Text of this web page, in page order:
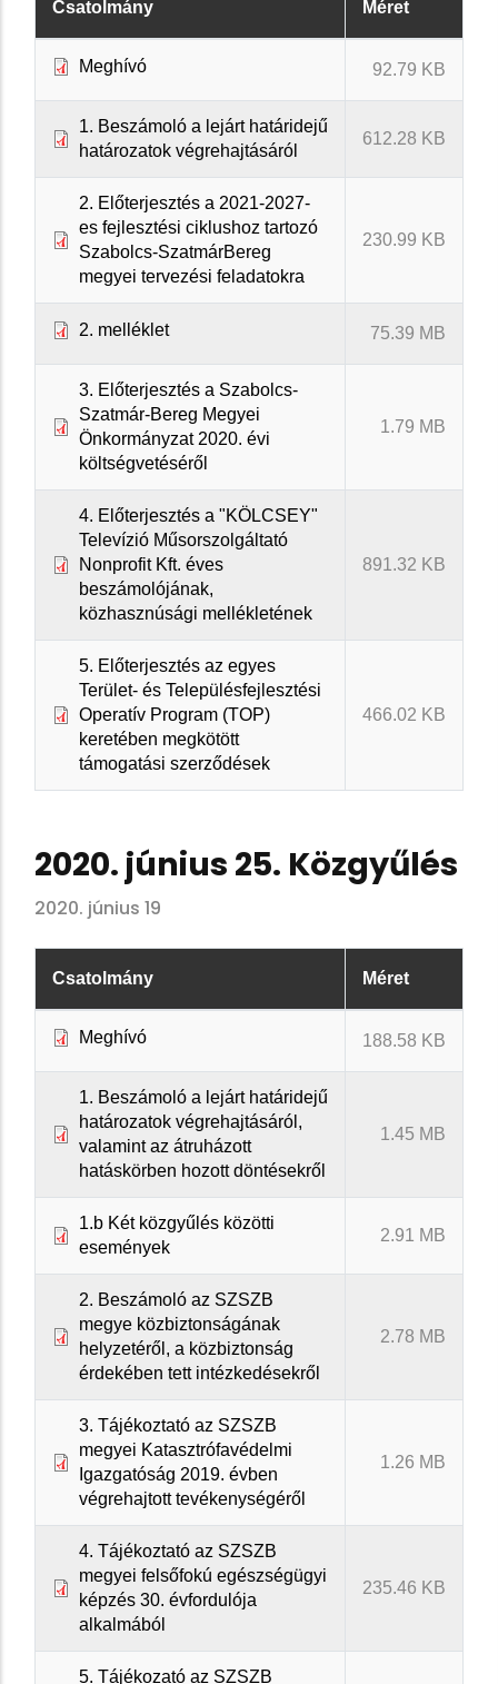
Csatolmány Méret
Meghívó 92.79 KB
1. Beszámoló a lejárt határidejű
határozatok végrehajtásáról
612.28 KB
2. Előterjesztés a 2021-2027-
es fejlesztési ciklushoz tartozó
Szabolcs-Szatmár­Bereg
megyei tervezési feladatokra
230.99 KB
2. melléklet 75.39 MB
3. Előterjesztés a Szabolcs-
Szatmár-Bereg Megyei
Önkormányzat 2020. évi
költségvetéséről
1.79 MB
4. Előterjesztés a "KÖLCSEY"
Televízió Műsorszolgáltató
Nonprofit Kft. éves
beszámolójának,
közhasznúsági mellékletének
891.32 KB
5. Előterjesztés az egyes
Terület- és Településfejlesztési
Operatív Program (TOP)
keretében megkötött
támogatási szerződések
466.02 KB
2020. június 25. Közgyűlés
2020. június 19
Csatolmány Méret
Meghívó 188.58 KB
1. Beszámoló a lejárt határidejű
határozatok végrehajtásáról,
valamint az átruházott
hatáskörben hozott döntésekről
1.45 MB
1.b Két közgyűlés közötti
események
2.91 MB
2. Beszámoló az SZSZB
megye közbiztonságának
helyzetéről, a közbiztonság
érdekében tett intézkedésekről
2.78 MB
3. Tájékoztató az SZSZB
megyei Katasztrófavédelmi
Igazgatóság 2019. évben
végrehajtott tevékenységéről
1.26 MB
4. Tájékoztató az SZSZB
megyei felsőfokú egészségügyi
képzés 30. évfordulója
alkalmából
235.46 KB
5. Tájékozató az SZSZB